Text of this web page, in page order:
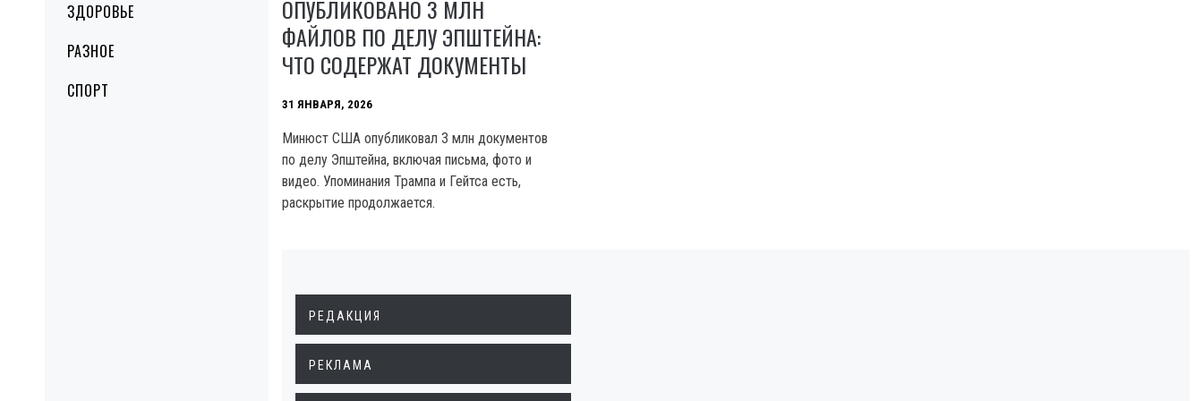
ЗДОРОВЬЕ
РАЗНОЕ
СПОРТ
ОПУБЛИКОВАНО 3 МЛН
ФАЙЛОВ ПО ДЕЛУ ЭПШТЕЙНА:
ЧТО СОДЕРЖАТ ДОКУМЕНТЫ
31 ЯНВАРЯ, 2026
Минюст США опубликовал 3 млн документов
по делу Эпштейна, включая письма, фото и
видео. Упоминания Трампа и Гейтса есть,
раскрытие продолжается.
РЕДАКЦИЯ
РЕКЛАМА